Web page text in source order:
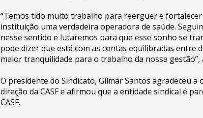
“Temos tido muito trabalho para reerguer e fortalecer
instituição uma verdadeira operadora de saúde.
nesse sentido e lutaremos para que esse sonho se
pode dizer que está com as contas equilibradas entre
maior tranquilidade para o trabalho da nossa
O presidente do Sindicato, Gilmar Santos agradeceu
direção da CASF e afirmou que a entidade sindical é
CASF.